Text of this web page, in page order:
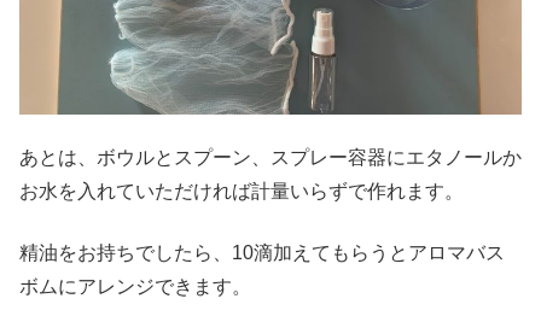
あとは、ボウルとスプーン、スプレー容器にエタノールか
お水を入れていただければ計量いらずで作れます。
精油をお持ちでしたら、10滴加えてもらうとアロマバス
ボムにアレンジできます。